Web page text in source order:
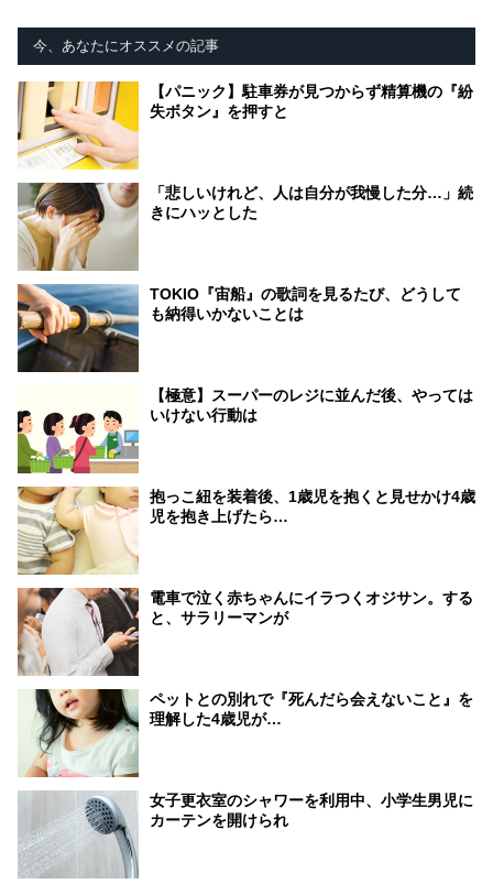
今、あなたにオススメの記事
【パニック】駐車券が見つからず精算機の『紛
失ボタン』を押すと
「悲しいけれど、人は自分が我慢した分…」続
きにハッとした
TOKIO『宙船』の歌詞を見るたび、どうして
も納得いかないことは
【極意】スーパーのレジに並んだ後、やっては
いけない行動は
抱っこ紐を装着後、1歳児を抱くと見せかけ4歳
児を抱き上げたら…
電車で泣く赤ちゃんにイラつくオジサン。する
と、サラリーマンが
ペットとの別れで『死んだら会えないこと』を
理解した4歳児が…
女子更衣室のシャワーを利用中、小学生男児に
カーテンを開けられ